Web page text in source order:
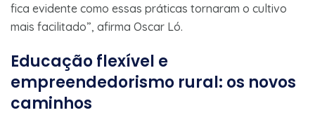
fica evidente como essas práticas tornaram o cultivo
mais facilitado”, afirma Oscar Ló.
Educação flexível e
empreendedorismo rural: os novos
caminhos